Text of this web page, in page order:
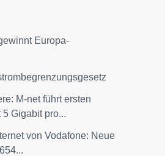
Europa-
M-net führt ersten
Gigabit pro...
von Vodafone: Neue